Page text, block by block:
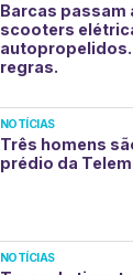
Barcas passam
scooters
regras.
NOTÍCIAS
Três homens
prédio da
NOTÍCIAS